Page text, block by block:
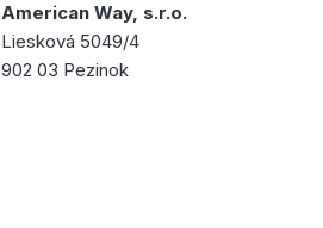
American Way, s.r.o.
Liesková 5049/4
902 03 Pezinok